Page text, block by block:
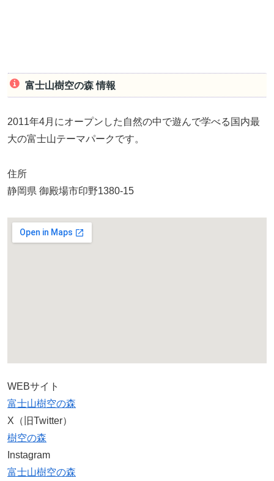
富士山樹空の森 情報
2011年4月にオープンした自然の中で遊んで学べる国内最
大の富士山テーマパークです。
住所
静岡県 御殿場市印野1380-15
WEBサイト
富士山樹空の森
X（旧Twitter）
樹空の森
Instagram
富士山樹空の森